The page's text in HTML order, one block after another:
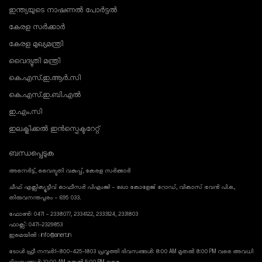
ഇന്ത്യയുടെ നാഷണൽ പോർട്ടൽ
കേരള സർക്കാർ
കേരള മുഖ്യമന്ത്രി
വൈദ്യുതി മന്ത്രി
കെ.എസ്.ഇ.ആർ.സി
കെ.എസ്.ഇ.ബി.എൽ
ഇ.എം.സി
ഇലക്ട്രിക്കൽ ഇൻസ്പെക്ടറേറ്റ്
ബന്ധപ്പെടുക
അനെർട്ട്, വൈദ്യുതി വകുപ്പ്, കേരള സർക്കാർ
ചീഫ് എക്സിക്യൂട്ടീവ് ഓഫീസർ പിഎംജി - ലോ കോളേജ് റോഡ്, വികാസ് ഭവൻ പി.ഒ.,
തിരുവനന്തപുരം - 695 033.
ഫോൺ: 0471 - 2338077, 2334122, 2333124, 2331803
ഫാക്സ്: 0471-2329853
ഇമെയിൽ : info@anert.in
ടോൾ ഫ്രീ നമ്പർ:1-800-425-1803 പ്രവൃത്തി ദിവസങ്ങൾ: 8:00 AM മുതൽ 8:00 PM വരെ അവധി